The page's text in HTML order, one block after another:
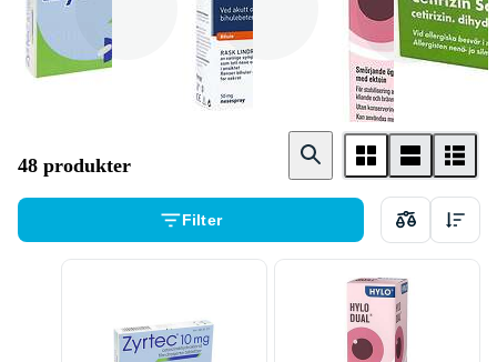
Physiomer Hylo - Dual
48 produkter
Filter